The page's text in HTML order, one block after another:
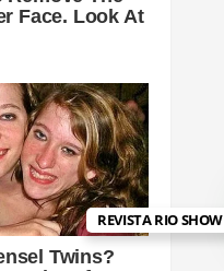
REVISTA RIO SHOW